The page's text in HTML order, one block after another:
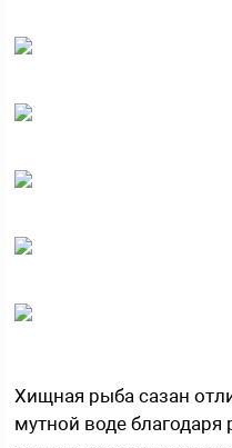
Хищная рыба сазан
мутной воде